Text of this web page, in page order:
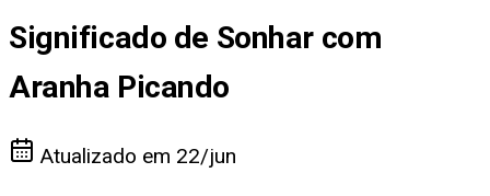
Significado de Sonhar com
Aranha Picando
Atualizado em 22/jun